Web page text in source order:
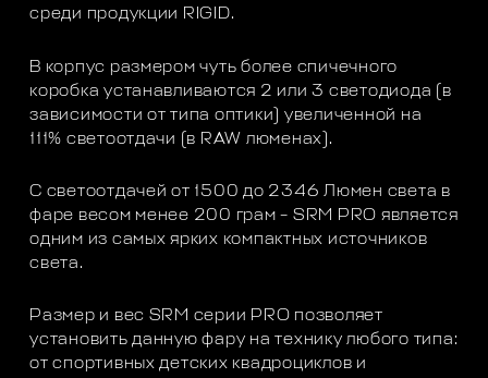
среди продукции RIGID.
В корпус размером чуть более спичечного
коробка устанавливаются 2 или 3 светодиода (в
зависимости от типа оптики) увеличенной на
111% светоотдачи (в RAW люменах).
С светоотдачей от 1500 до 2346 Люмен света в
фаре весом менее 200 грам – SRM PRO является
одним из самых ярких компактных источников
света.
Размер и вес SRM серии PRO позволяет
установить данную фару на технику любого типа:
от спортивных детских квадроциклов и